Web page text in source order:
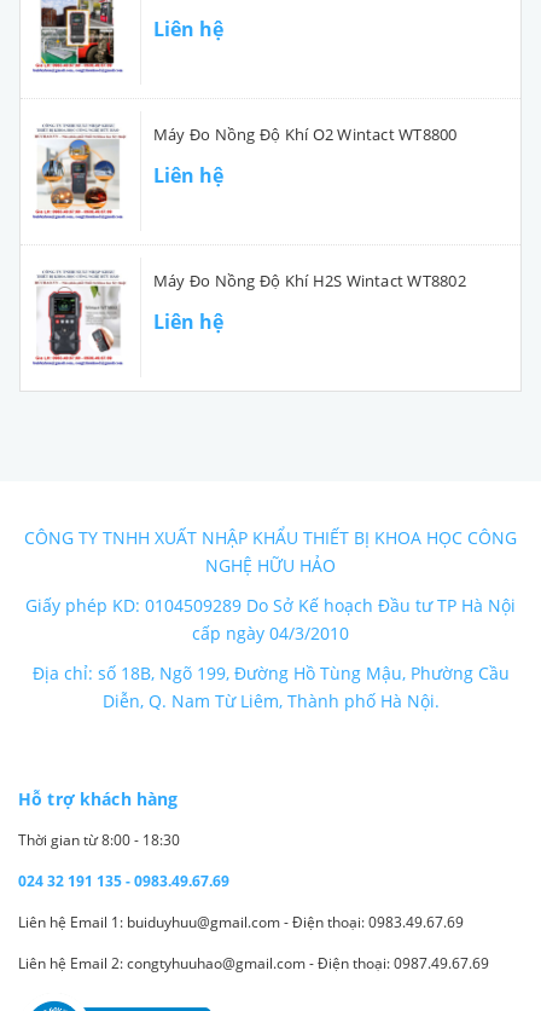
Liên hệ
Máy Đo Nồng Độ Khí O2 Wintact WT8800
Liên hệ
Máy Đo Nồng Độ Khí H2S Wintact WT8802
Liên hệ
CÔNG TY TNHH XUẤT NHẬP KHẨU THIẾT BỊ KHOA HỌC CÔNG
NGHỆ HỮU HẢO
Giấy phép KD: 0104509289 Do Sở Kế hoạch Đầu tư TP Hà Nội
cấp ngày 04/3/2010
Địa chỉ: số 18B, Ngõ 199, Đường Hồ Tùng Mậu, Phường Cầu
Diễn, Q. Nam Từ Liêm, Thành phố Hà Nội.
Hỗ trợ khách hàng
Thời gian từ 8:00 - 18:30
024 32 191 135 - 0983.49.67.69
Liên hệ Email 1: buiduyhuu@gmail.com - Điện thoại: 0983.49.67.69
Liên hệ Email 2: congtyhuuhao@gmail.com - Điện thoại: 0987.49.67.69